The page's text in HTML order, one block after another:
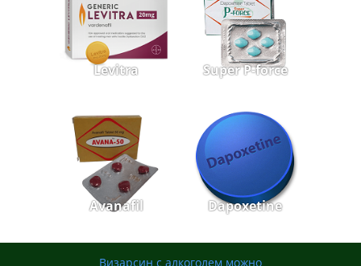
Levitra Super P-force
Avanafil Dapoxetine
Визарсин с алкоголем можно